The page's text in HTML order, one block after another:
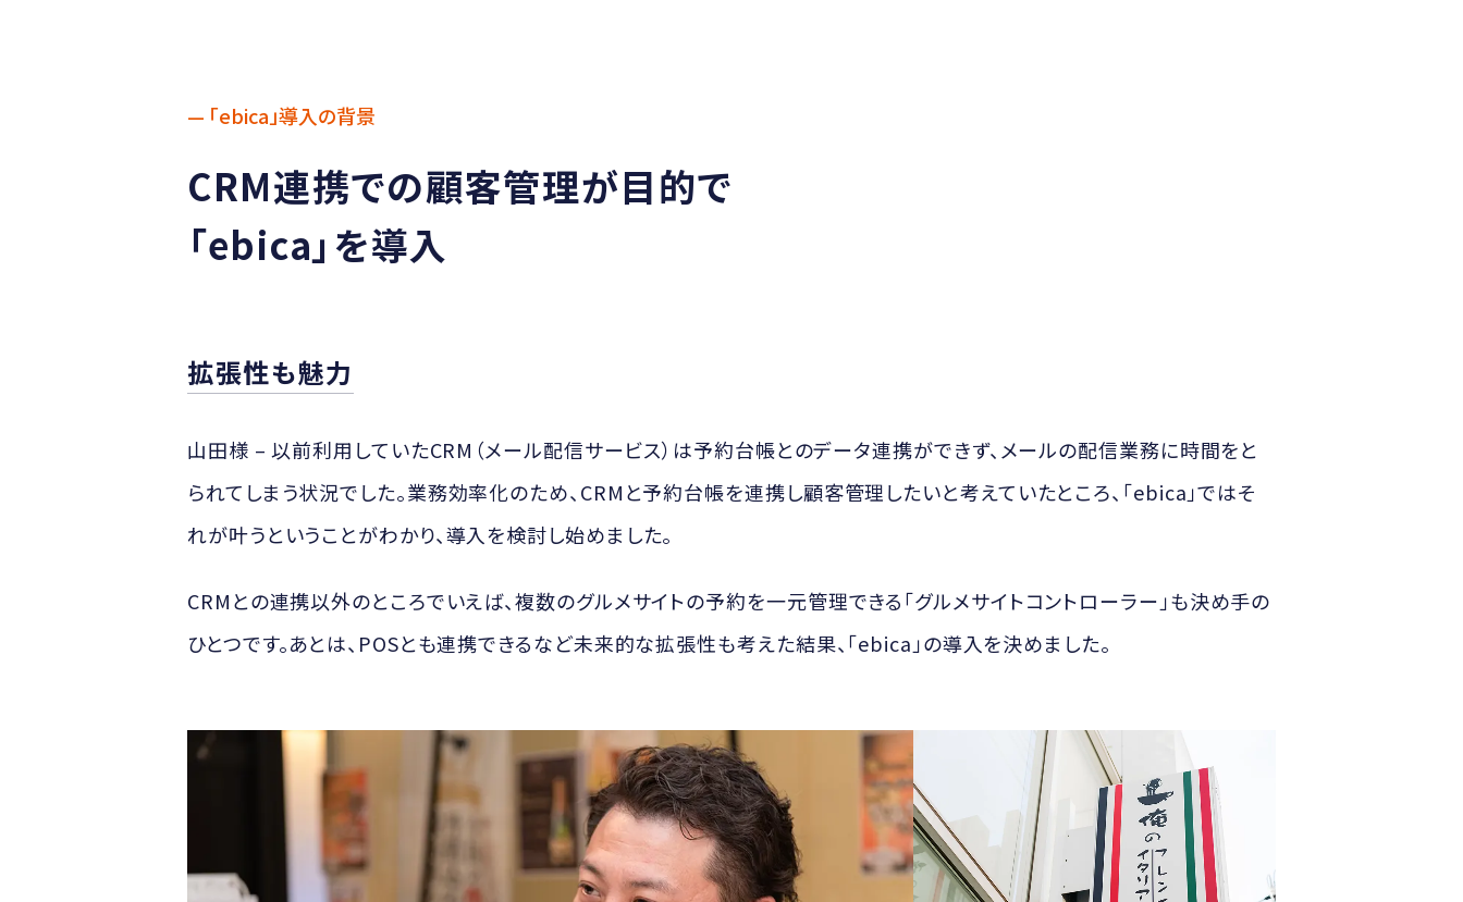
— 「ebica」導入の背景
CRM連携での顧客管理が目的で
「ebica」を導入
拡張性も魅力
山田様 – 以前利用していたCRM（メール配信サービス）は予約台帳とのデータ連携ができず、メールの配信業務に時間をと
られてしまう状況でした。業務効率化のため、CRMと予約台帳を連携し顧客管理したいと考えていたところ、「ebica」ではそ
れが叶うということがわかり、導入を検討し始めました。
CRMとの連携以外のところでいえば、複数のグルメサイトの予約を一元管理できる「グルメサイトコントローラー」も決め手の
ひとつです。あとは、POSとも連携できるなど未来的な拡張性も考えた結果、「ebica」の導入を決めました。